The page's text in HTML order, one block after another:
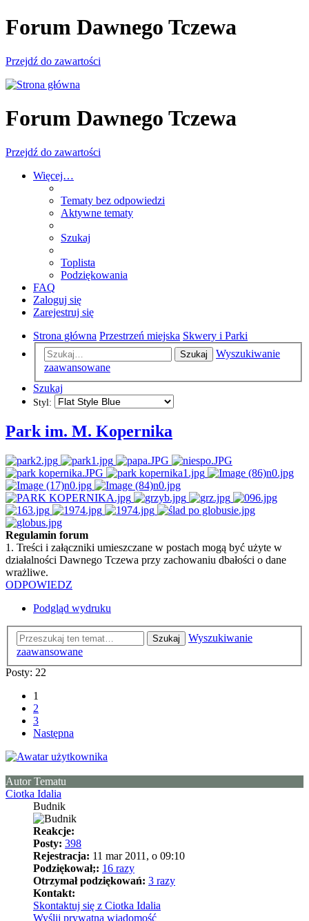
Forum Dawnego Tczewa
Przejdź do zawartości
Forum Dawnego Tczewa
Przejdź do zawartości
Więcej…
Tematy bez odpowiedzi
Aktywne tematy
Szukaj
Toplista
Podziękowania
FAQ
Zaloguj się
Zarejestruj się
Strona główna Przestrzeń miejska Skwery i Parki
Szukaj
Wyszukiwanie
zaawansowane
Szukaj
Styl:
Park im. M. Kopernika
Regulamin forum
1. Treści i załączniki umieszczane w postach mogą być użyte w
działalności Dawnego Tczewa przy zachowaniu dbałości o dane
wrażliwe.
ODPOWIEDZ
Podgląd wydruku
Szukaj
Wyszukiwanie
zaawansowane
Posty: 22
1
2
3
Następna
Autor Tematu
Ciotka Idalia
Budnik
Reakcje:
Posty: 398
Rejestracja: 11 mar 2011, o 09:10
Podziękował;: 16 razy
Otrzymał podziękowań: 3 razy
Kontakt:
Skontaktuj się z Ciotka Idalia
Wyślij prywatną wiadomość